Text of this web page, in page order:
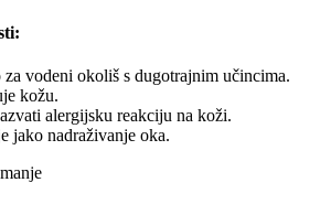
vodeni okoliš s dugotrajnim učincima.
kožu.
alergijsku reakciju na koži.
jako nadraživanje oka.